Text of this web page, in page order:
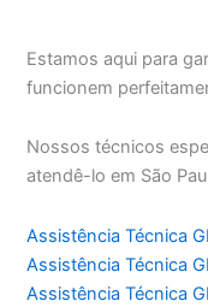
Estamos aqui para
funcionem
Nossos técnicos
atendê-lo em São
Assistência Técnica
Assistência Técnica
Assistência Técnica